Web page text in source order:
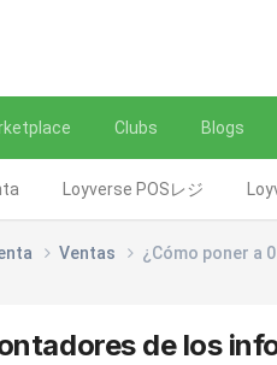
Loyverse POSレジ
Clubs Blogs
Ventas ¿Cómo poner a
de los